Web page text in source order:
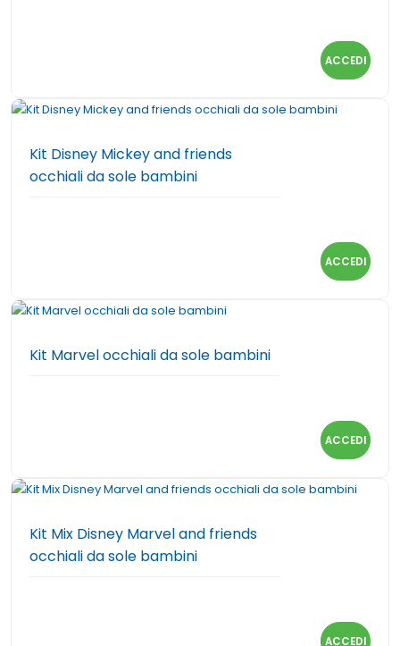
ACCEDI
Kit Disney Mickey and friends
occhiali da sole bambini
ACCEDI
Kit Marvel occhiali da sole bambini
ACCEDI
Kit Mix Disney Marvel and friends
occhiali da sole bambini
ACCEDI